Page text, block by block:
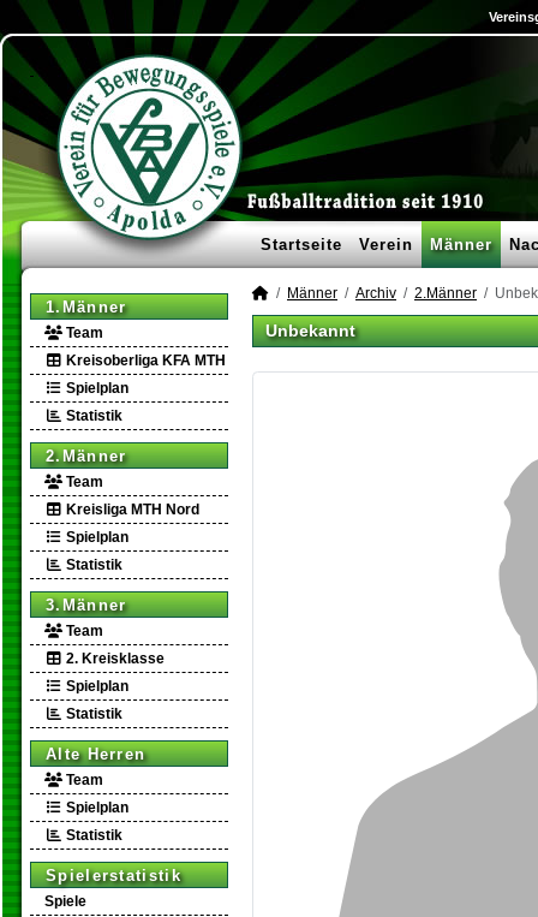
Startseite Verein Männer
1.Männer
Team
Kreisoberliga KFA MTH
Spielplan
Statistik
2.Männer
Team
Kreisliga MTH Nord
Spielplan
Statistik
3.Männer
Team
2. Kreisklasse
Spielplan
Statistik
Alte Herren
Team
Spielplan
Statistik
Spielerstatistik
Spiele
Männer Archiv 2.Männer
Unbekannt